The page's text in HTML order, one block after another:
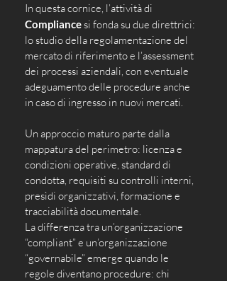
In questa cornice, l’attività di
Compliance si fonda su due direttrici:
lo studio della regolamentazione del
mercato di riferimento e l’assessment
dei processi aziendali, con eventuale
adeguamento delle procedure anche
in caso di ingresso in nuovi mercati.
Un approccio maturo parte dalla
mappatura del perimetro: licenza e
condizioni operative, standard di
condotta, requisiti su controlli interni,
presìdi organizzativi, formazione e
tracciabilità documentale.
La differenza tra un’organizzazione
“compliant” e un’organizzazione
“governabile” emerge quando le
regole diventano procedure: chi